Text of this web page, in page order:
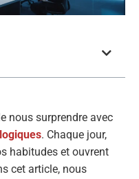
nous surprendre avec
. Chaque jour,
habitudes et ouvrent
cet article, nous